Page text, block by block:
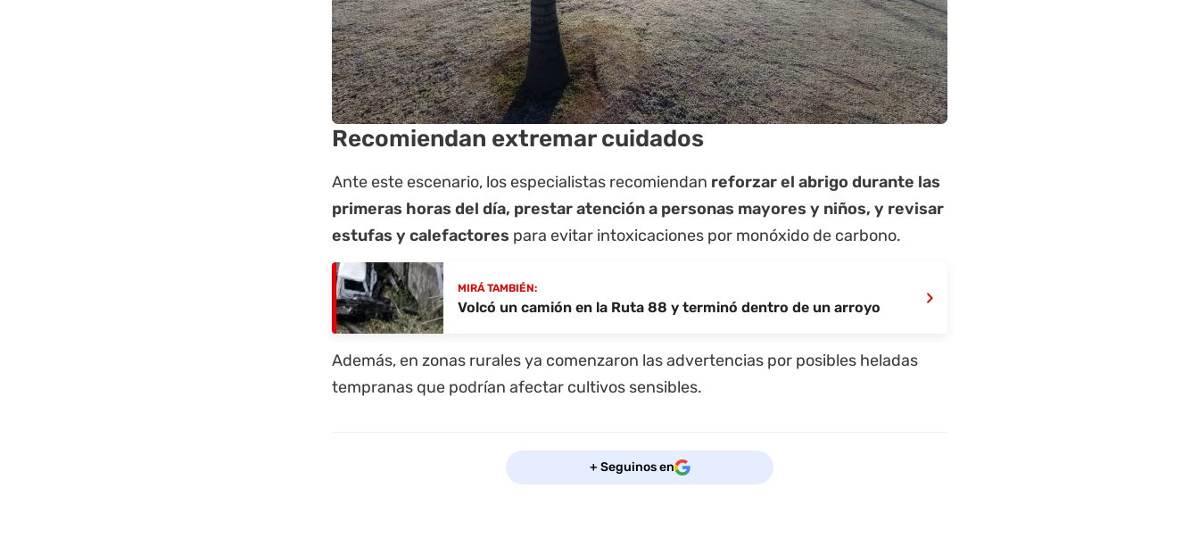
Recomiendan extremar cuidados
Ante este escenario, los especialistas recomiendan reforzar el abrigo durante las
primeras horas del día, prestar atención a personas mayores y niños, y revisar
estufas y calefactores para evitar intoxicaciones por monóxido de carbono.
MIRÁ TAMBIÉN:
Volcó un camión en la Ruta 88 y terminó dentro de un arroyo ›
Además, en zonas rurales ya comenzaron las advertencias por posibles heladas
tempranas que podrían afectar cultivos sensibles.
+ Seguinos en